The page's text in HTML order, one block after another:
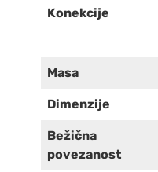
Konekcije
Masa
Dimenzije
Bežična
povezanost